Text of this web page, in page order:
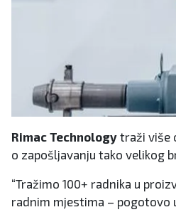
Rimac Technology traži više
o zapošljavanju tako velikog
“Tražimo 100+ radnika u
radnim mjestima – pogotovo